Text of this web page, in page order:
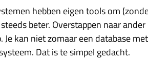
hebben eigen tools om
beter. Overstappen naar
Je kan niet zomaar een database
Dat is te simpel gedacht.